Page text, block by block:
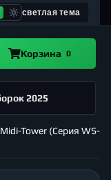
светлая тема
Корзина 0
2025
Tower (Серия WS-